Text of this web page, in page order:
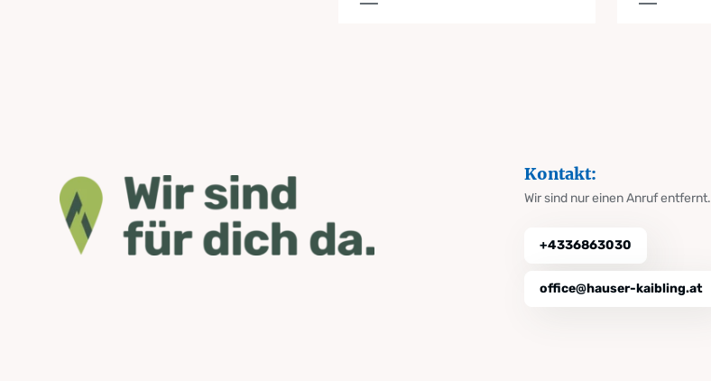
Kontakt:
Wir sind nur einen Anruf entfernt.
+4336863030
office@hauser-kaibling.at